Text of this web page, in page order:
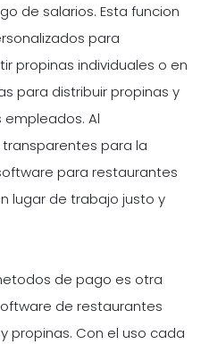
de salarios. Esta funcion
para
propinas individuales o en
para distribuir propinas y
Al
para la
para restaurantes
lugar de trabajo justo y
de pago es otra
de restaurantes
propinas. Con el uso cada